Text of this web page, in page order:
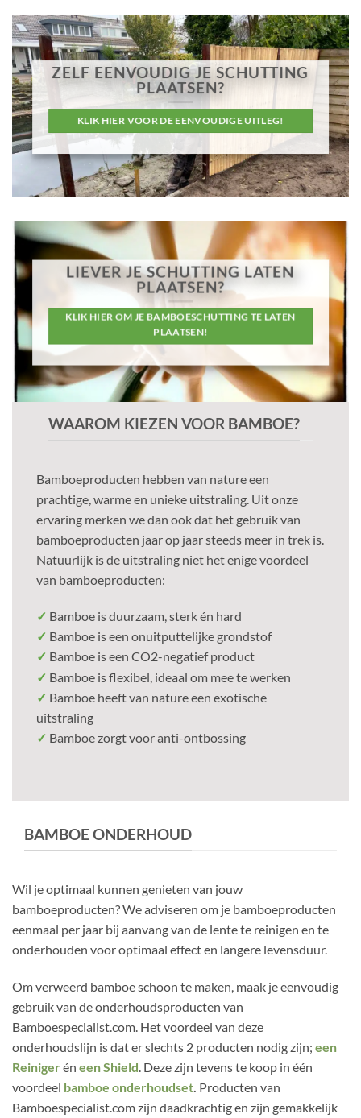
ZELF EENVOUDIG JE SCHUTTING
PLAATSEN?
KLIK HIER VOOR DE EENVOUDIGE UITLEG!
LIEVER JE SCHUTTING LATEN
PLAATSEN?
KLIK HIER OM JE BAMBOESCHUTTING TE LATEN
PLAATSEN!
WAAROM KIEZEN VOOR BAMBOE?
Bamboeproducten hebben van nature een
prachtige, warme en unieke uitstraling. Uit onze
ervaring merken we dan ook dat het gebruik van
bamboeproducten jaar op jaar steeds meer in trek is.
Natuurlijk is de uitstraling niet het enige voordeel
van bamboeproducten:
✓ Bamboe is duurzaam, sterk én hard
✓ Bamboe is een onuitputtelijke grondstof
✓ Bamboe is een CO2-negatief product
✓ Bamboe is flexibel, ideaal om mee te werken
✓ Bamboe heeft van nature een exotische
uitstraling
✓ Bamboe zorgt voor anti-ontbossing
BAMBOE ONDERHOUD
Wil je optimaal kunnen genieten van jouw
bamboeproducten? We adviseren om je bamboeproducten
eenmaal per jaar bij aanvang van de lente te reinigen en te
onderhouden voor optimaal effect en langere levensduur.
Om verweerd bamboe schoon te maken, maak je eenvoudig
gebruik van de onderhoudsproducten van
Bamboespecialist.com. Het voordeel van deze
onderhoudslijn is dat er slechts 2 producten nodig zijn; een
Reinigerén een Shield. Deze zijn tevens te koop in één
voordeel bamboe onderhoudset. Producten van
Bamboespecialist.com zijn daadkrachtig en zijn gemakkelijk